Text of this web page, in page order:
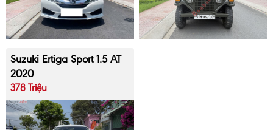
Suzuki Ertiga Sport 1.5 AT
2020
378 Triệu